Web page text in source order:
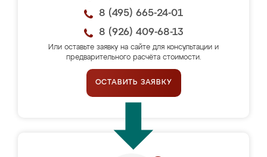
8 (495) 665-24-01
8 (926) 409-68-13
Или оставьте заявку на сайте для консультации и
предварительного расчёта стоимости.
ОСТАВИТЬ ЗАЯВКУ